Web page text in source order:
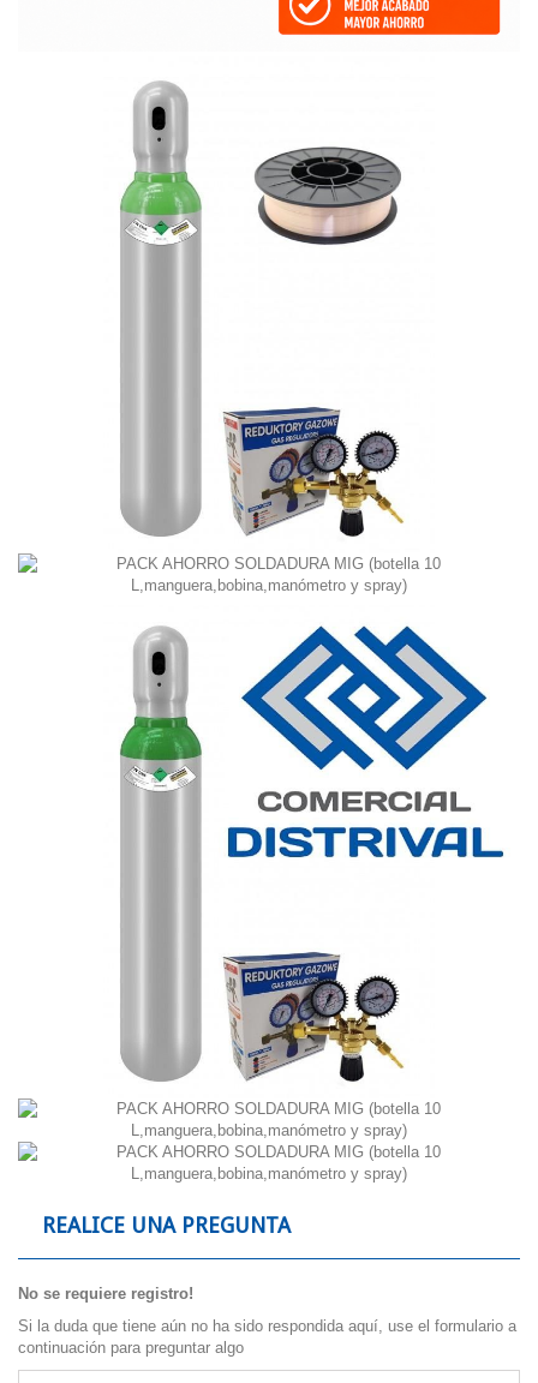
REALICE UNA PREGUNTA
No se requiere registro!
Si la duda que tiene aún no ha sido respondida aquí, use el formulario a
continuación para preguntar algo